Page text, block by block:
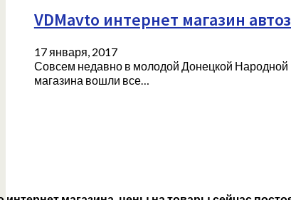
VDMavto интернет магазин
17 января, 2017
Совсем недавно в молодой Донецкой Народной
магазина вошли все…